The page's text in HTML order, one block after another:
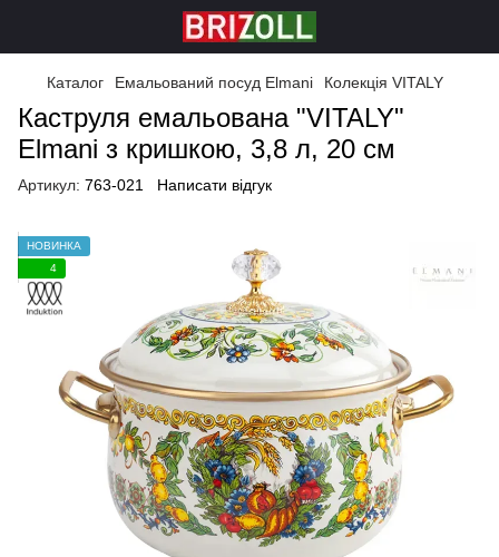
Каталог Емальований посуд Elmani Колекція VITALY
Каструля емальована "VITALY"
Elmani з кришкою, 3,8 л, 20 см
Артикул: 763-021 Написати відгук
НОВИНКА
4